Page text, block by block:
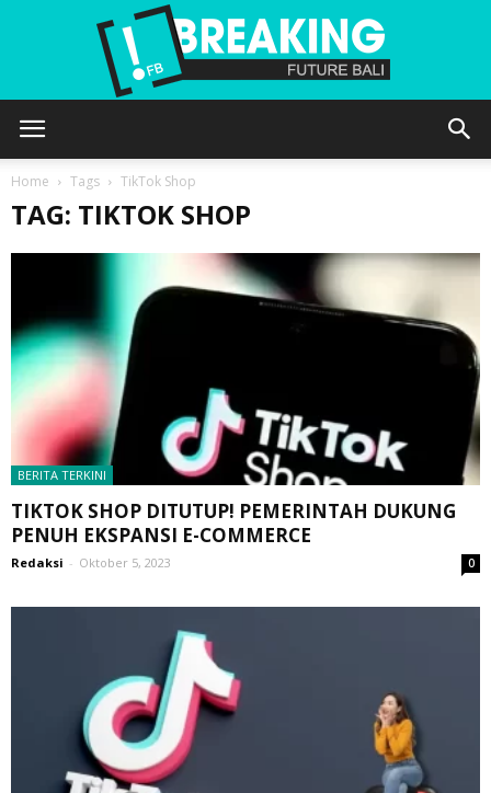
Home Tags TikTok Shop
TAG: TIKTOK SHOP
BERITA TERKINI
TIKTOK SHOP DITUTUP! PEMERINTAH DUKUNG
PENUH EKSPANSI E-COMMERCE
Redaksi - Oktober 5, 2023 0